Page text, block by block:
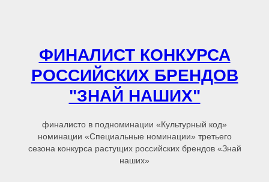
ФИНАЛИСТ КОНКУРСА
РОССИЙСКИХ БРЕНДОВ
"ЗНАЙ НАШИХ"
финалисто в подноминации «Культурный код»
номинации «Специальные номинации» третьего
сезона конкурса растущих российских брендов «Знай
наших»